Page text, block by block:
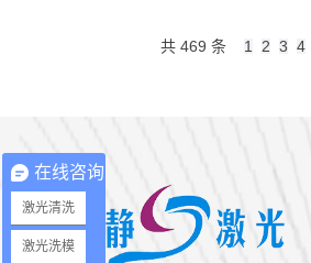
共 469 条 1 2 3 4
在线咨询
激光清洗
激光洗模